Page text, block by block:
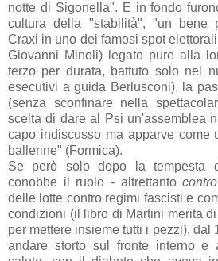
notte di Sigonella". E in fondo
cultura della "stabilità", "un bene
Craxi in uno dei famosi spot
Giovanni Minoli) legato pure alla
terzo per durata, battuto solo nel
esecutivi a guida Berlusconi), la
(senza sconfinare nella
scelta di dare al Psi un'assemblea
capo indiscusso ma apparve come
ballerine" (Formica).
Se però solo dopo la tempesta
conobbe il ruolo - altrettanto
delle lotte contro regimi fascisti e
condizioni (il libro di Martini merita
per mettere insieme tutti i pezzi), dal
andare storto sul fronte interno e